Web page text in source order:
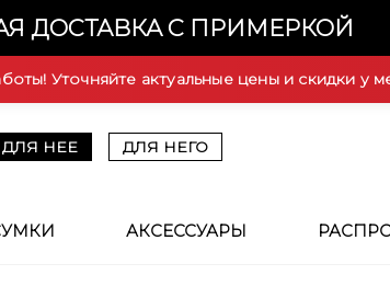
ДОСТАВКА С ПРИМЕРКОЙ
Уточняйте актуальные цены и скидки у
ДЛЯ НЕЕ ДЛЯ НЕГО
АКСЕССУАРЫ